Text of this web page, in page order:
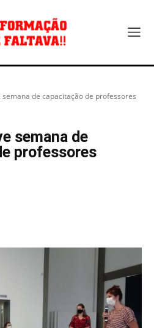
de capacitação de professores
semana de
professores